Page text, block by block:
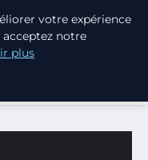
FRANCE…
votre expérience
notre
plus